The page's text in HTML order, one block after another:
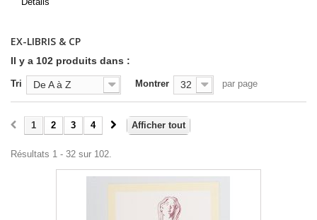
EX-LIBRIS & CP
Il y a 102 produits dans :
Tri De A à Z Montrer 32 par page
Afficher tout
1 2 3 4
Résultats 1 - 32 sur 102.